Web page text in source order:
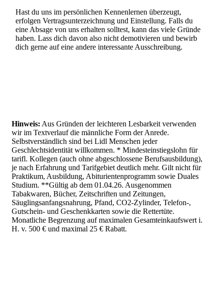
Hast du uns im persönlichen Kennenlernen überzeugt,
erfolgen Vertragsunterzeichnung und Einstellung. Falls du
eine Absage von uns erhalten solltest, kann das viele Gründe
haben. Lass dich davon also nicht demotivieren und bewirb
dich gerne auf eine andere interessante Ausschreibung.
Hinweis: Aus Gründen der leichteren Lesbarkeit verwenden
wir im Textverlauf die männliche Form der Anrede.
Selbstverständlich sind bei Lidl Menschen jeder
Geschlechtsidentität willkommen. * Mindesteinstiegslohn für
tarifl. Kollegen (auch ohne abgeschlossene Berufsausbildung),
je nach Erfahrung und Tarifgebiet deutlich mehr. Gilt nicht für
Praktikum, Ausbildung, Abiturientenprogramm sowie Duales
Studium. **Gültig ab dem 01.04.26. Ausgenommen
Tabakwaren, Bücher, Zeitschriften und Zeitungen,
Säuglingsanfangsnahrung, Pfand, CO2-Zylinder, Telefon-,
Gutschein- und Geschenkkarten sowie die Rettertüte.
Monatliche Begrenzung auf maximalen Gesamteinkaufswert i.
H. v. 500 € und maximal 25 € Rabatt.